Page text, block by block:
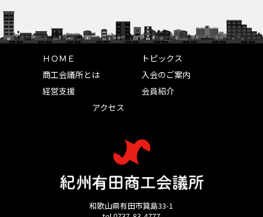
ＨＯＭＥ
トピックス
商工会議所とは
入会のご案内
経営支援
会員紹介
アクセス
和歌山県有田市箕島33-1